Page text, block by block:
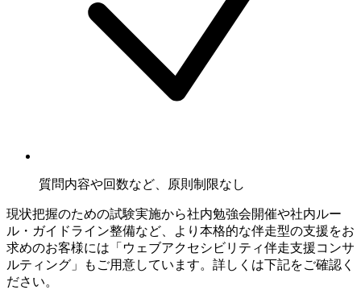
質問内容や回数など、原則制限なし
現状把握のための試験実施から社内勉強会開催や社内ルー
ル・ガイドライン整備など、より本格的な伴走型の支援をお
求めのお客様には「ウェブアクセシビリティ伴走支援コンサ
ルティング」もご用意しています。詳しくは下記をご確認く
ださい。